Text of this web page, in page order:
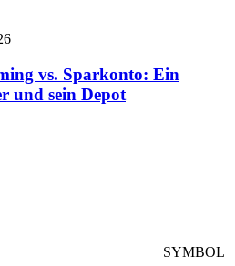
vs. Sparkonto: Ein
und sein Depot
SYMBOL